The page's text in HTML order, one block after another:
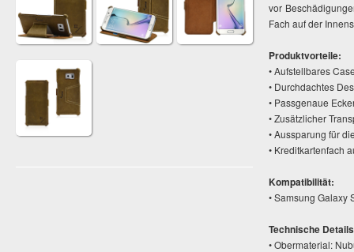
vor
Fach auf der
Produktvorteile:
• Aufstellbares
• Durchdachtes
• Passgenaue
• Zusätzlicher
• Aussparung für
• Kreditkartenfach
Kompatibilität:
• Samsung Galaxy
Technische
• Obermaterial: